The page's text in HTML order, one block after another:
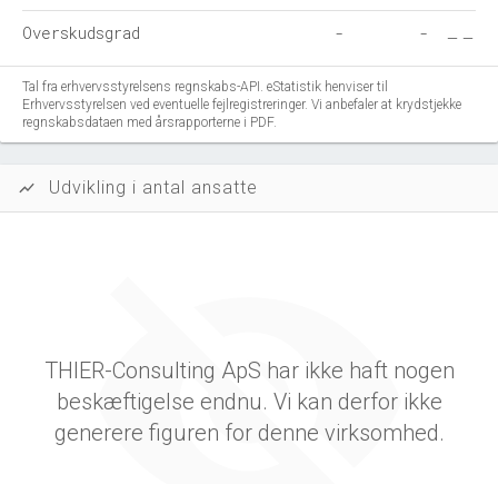
Overskudsgrad - -
Tal fra erhvervsstyrelsens regnskabs-API. eStatistik henviser til
Erhvervsstyrelsen ved eventuelle fejlregistreringer. Vi anbefaler at krydstjekke
regnskabsdataen med årsrapporterne i PDF.
show_chart Udvikling i antal ansatte
THIER-Consulting ApS har ikke haft nogen
beskæftigelse endnu. Vi kan derfor ikke
generere figuren for denne virksomhed.